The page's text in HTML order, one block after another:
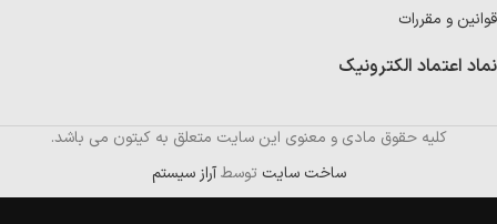
قوانین و مقررات
نماد اعتماد الکترونیک
کلیه حقوق مادی و معنوی این سایت متعلق به کیتون می باشد.
ساخت سایت توسطآراز سیستم